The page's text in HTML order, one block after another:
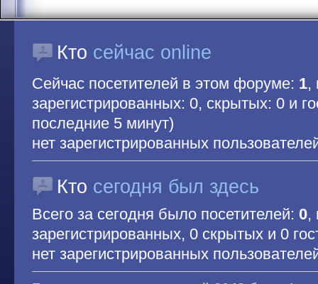
Кто сейчас online
Сейчас посетителей в этом форуме: 1,
зарегистрированных: 0, скрытых: 0 и
последние 5 минут)
нет зарегистрированных
Кто сегодня был здесь
Всего за сегодня было посетителей: 0,
зарегистрированных, 0 скрытых и 0
нет зарегистрированных